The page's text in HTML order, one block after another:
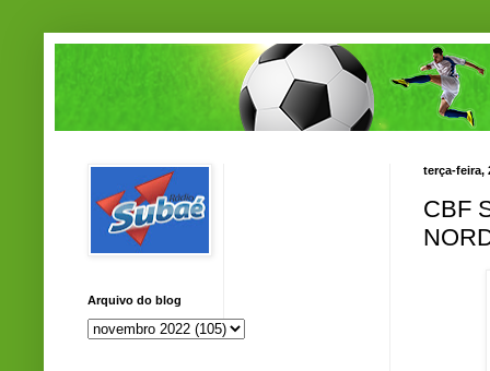
terça-feira,
CBF
Arquivo do blog